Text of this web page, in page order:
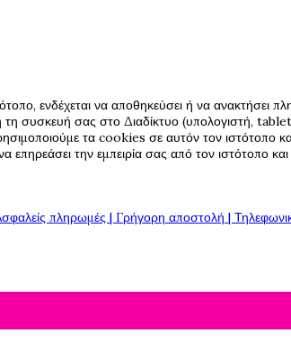
ενδέχεται να αποθηκεύσει ή να
συσκευή σας στο Διαδίκτυο (υπολογιστή,
τα cookies σε αυτόν τον ιστότοπο
επηρεάσει την εμπειρία σας από τον ιστότοπο
πληρωμές | Γρήγορη αποστολή |